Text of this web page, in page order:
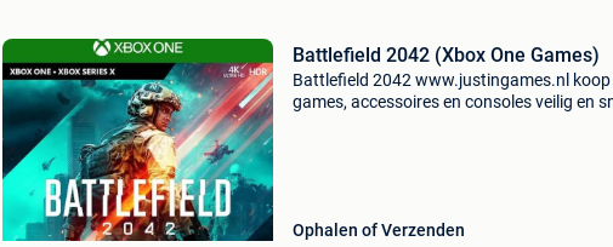
Battlefield 2042 (Xbox One Games)
Battlefield 2042 www.justingames.nl koop
games, accessoires en consoles veilig en
Ophalen of Verzenden